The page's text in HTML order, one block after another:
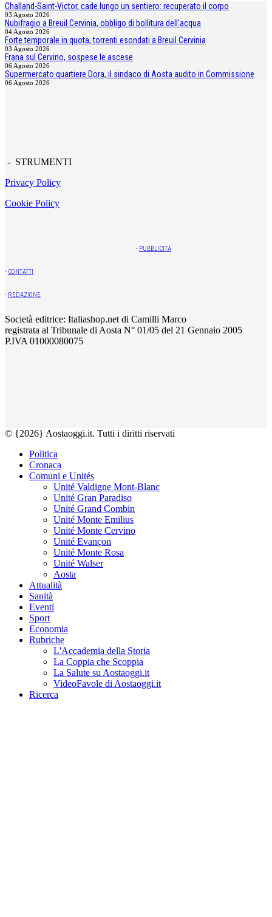
Challand-Saint-Victor, cade lungo un sentiero: recuperato il corpo
03 Agosto 2026
Nubifragio a Breuil Cervinia, obbligo di bollitura dell'acqua
04 Agosto 2026
Forte temporale in quota, torrenti esondati a Breuil Cervinia
03 Agosto 2026
Frana sul Cervino, sospese le ascese
06 Agosto 2026
Supermercato quartiere Dora, il sindaco di Aosta audito in Commissione
06 Agosto 2026
- STRUMENTI
Privacy Policy
Cookie Policy
- PUBBLICITÀ
- CONTATTI
- REDAZIONE
Società editrice: Italiashop.net di Camilli Marco
registrata al Tribunale di Aosta N° 01/05 del 21 Gennaio 2005
P.IVA 01000080075
© {2026} Aostaoggi.it. Tutti i diritti riservati
Politica
Cronaca
Comuni e Unités
Unité Valdigne Mont-Blanc
Unité Gran Paradiso
Unité Grand Combin
Unité Monte Emilius
Unité Monte Cervino
Unité Evançon
Unité Monte Rosa
Unité Walser
Aosta
Attualità
Sanità
Eventi
Sport
Economia
Rubriche
L'Accademia della Storia
La Coppia che Scoppia
La Salute su Aostaoggi.it
VideoFavole di Aostaoggi.it
Ricerca